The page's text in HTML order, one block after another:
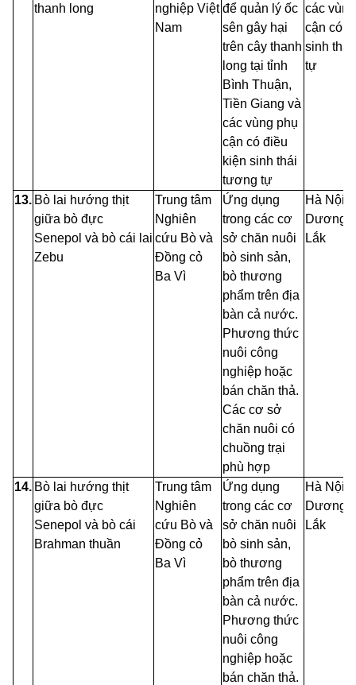
thanh long
nghiệp Việt
Nam
để quản lý ốc
sên gây hại
trên cây thanh
long tại tỉnh
Bình Thuận,
Tiền Giang và
các vùng phụ
cận có điều
kiện sinh thái
tương tự
các
cận có
sinh
tự
13. Bò lai hướng thịt
giữa bò đực
Senepol và bò cái lai
Zebu
Trung tâm
Nghiên
cứu Bò và
Đồng cỏ
Ba Vì
Ứng dụng
trong các cơ
sở chăn nuôi
bò sinh sản,
bò thương
phẩm trên địa
bàn cả nước.
Phương thức
nuôi công
nghiệp hoặc
bán chăn thả.
Các cơ sở
chăn nuôi có
chuồng trại
phù hợp
Hà Nội,
Dương,
Lắk
14. Bò lai hướng thịt
giữa bò đực
Senepol và bò cái
Brahman thuần
Trung tâm
Nghiên
cứu Bò và
Đồng cỏ
Ba Vì
Ứng dụng
trong các cơ
sở chăn nuôi
bò sinh sản,
bò thương
phẩm trên địa
bàn cả nước.
Phương thức
nuôi công
nghiệp hoặc
bán chăn thả.
Hà Nội,
Dương,
Lắk